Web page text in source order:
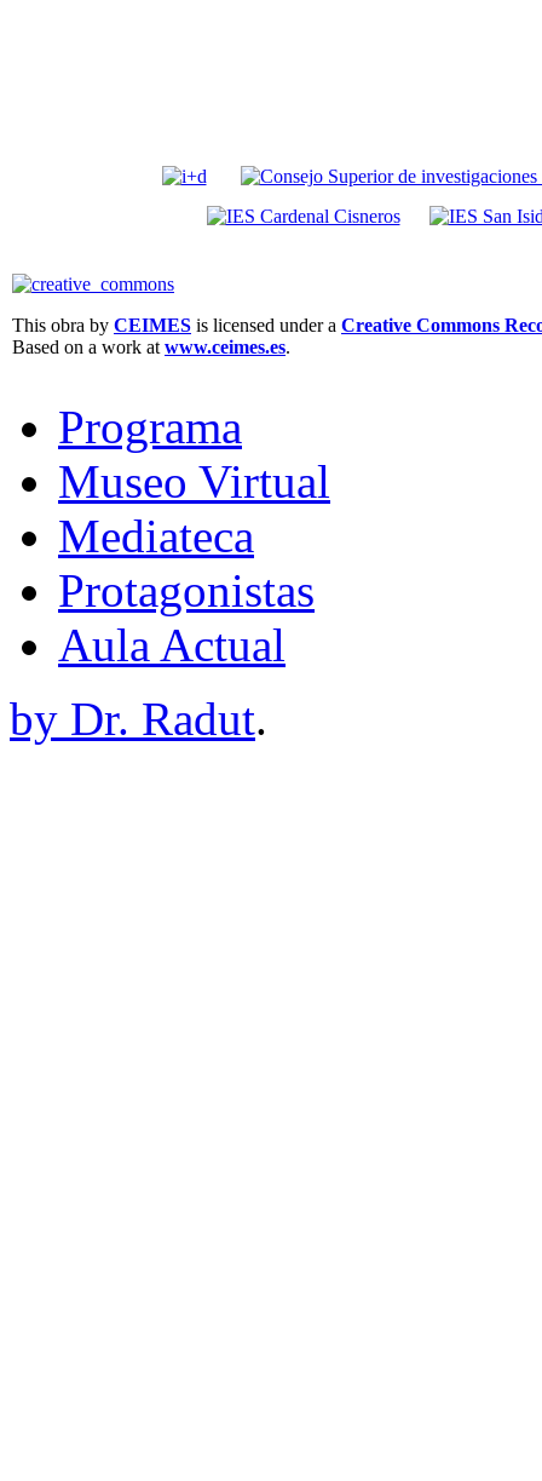
This obra by CEIMES is licensed under a Creative Commons
Based on a work at www.ceimes.es.
Programa
Museo Virtual
Mediateca
Protagonistas
Aula Actual
by Dr. Radut.